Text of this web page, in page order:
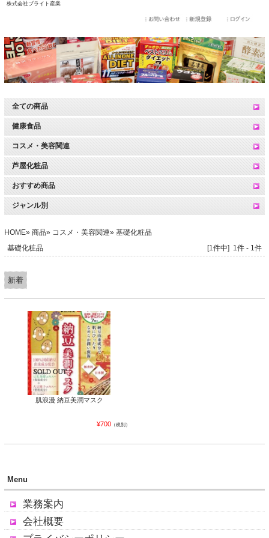
株式会社ブライト産業
全ての商品
健康食品
コスメ・美容関連
芦屋化粧品
おすすめ商品
ジャンル別
HOME» 商品» コスメ・美容関連» 基礎化粧品
基礎化粧品
[1件中] 1件 - 1件
新着
肌浪漫 納豆美潤マスク
¥700 （税別）
Menu
業務案内
会社概要